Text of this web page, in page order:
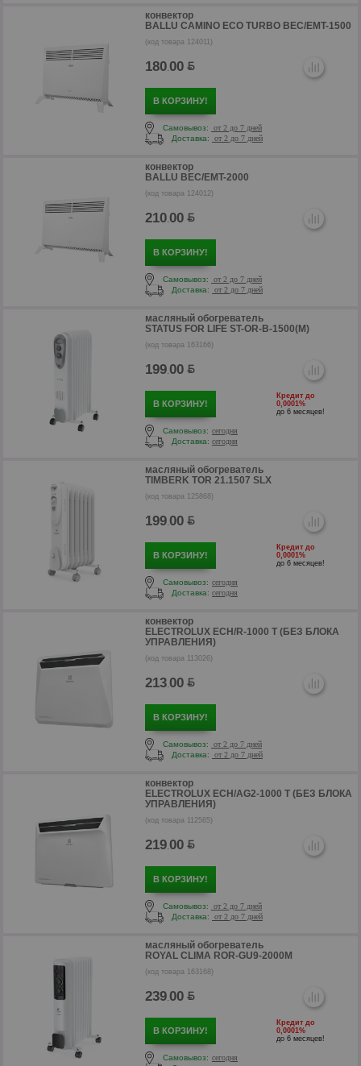
р
конвектор
BALLU CAMINO ECO TURBO BEC/EMT-1500
(код товара 124011)
180.00
В КОРЗИНУ!
Самовывоз:
от 2 до 7 дней
Доставка:
от 2 до 7 дней
конвектор
BALLU BEC/EMT-2000
(код товара 124012)
210.00
В КОРЗИНУ!
Самовывоз:
от 2 до 7 дней
Доставка:
от 2 до 7 дней
масляный обогреватель
STATUS FOR LIFE ST-OR-B-1500(M)
(код товара 163166)
199.00
В КОРЗИНУ!
Кредит до
0,0001%
до 6 месяцев!
Самовывоз: сегодня
Доставка: сегодня
масляный обогреватель
TIMBERK TOR 21.1507 SLX
(код товара 125868)
199.00
В КОРЗИНУ!
Кредит до
0,0001%
до 6 месяцев!
Самовывоз: сегодня
Доставка: сегодня
конвектор
ELECTROLUX ECH/R-1000 T (БЕЗ БЛОКА
УПРАВЛЕНИЯ)
(код товара 113026)
213.00
В КОРЗИНУ!
Самовывоз:
от 2 до 7 дней
Доставка:
от 2 до 7 дней
конвектор
ELECTROLUX ECH/AG2-1000 T (БЕЗ БЛОКА
УПРАВЛЕНИЯ)
(код товара 112565)
219.00
В КОРЗИНУ!
Самовывоз:
от 2 до 7 дней
Доставка:
от 2 до 7 дней
масляный обогреватель
ROYAL CLIMA ROR-GU9-2000M
(код товара 163168)
239.00
В КОРЗИНУ!
Кредит до
0,0001%
до 6 месяцев!
Самовывоз: сегодня